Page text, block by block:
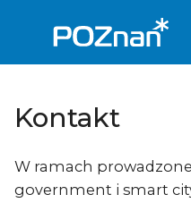
Kontakt
W ramach
government i smart